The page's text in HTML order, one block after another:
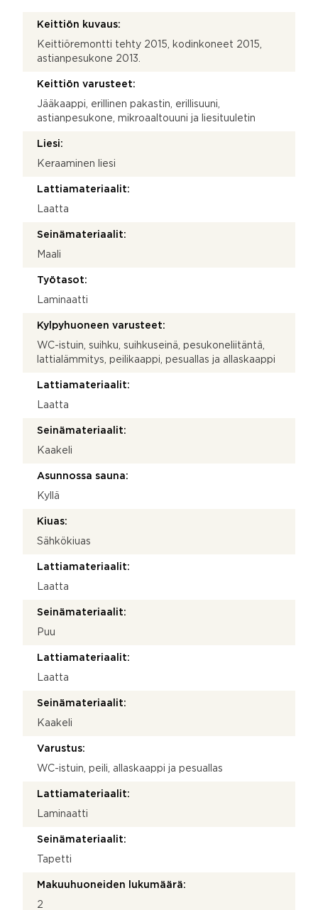
Keittiön kuvaus:
Keittiöremontti tehty 2015, kodinkoneet 2015,
astianpesukone 2013.
Keittiön varusteet:
Jääkaappi, erillinen pakastin, erillisuuni,
astianpesukone, mikroaaltouuni ja liesituuletin
Liesi:
Keraaminen liesi
Lattiamateriaalit:
Laatta
Seinämateriaalit:
Maali
Työtasot:
Laminaatti
Kylpyhuoneen varusteet:
WC-istuin, suihku, suihkuseinä, pesukoneliitäntä,
lattialämmitys, peilikaappi, pesuallas ja allaskaappi
Lattiamateriaalit:
Laatta
Seinämateriaalit:
Kaakeli
Asunnossa sauna:
Kyllä
Kiuas:
Sähkökiuas
Lattiamateriaalit:
Laatta
Seinämateriaalit:
Puu
Lattiamateriaalit:
Laatta
Seinämateriaalit:
Kaakeli
Varustus:
WC-istuin, peili, allaskaappi ja pesuallas
Lattiamateriaalit:
Laminaatti
Seinämateriaalit:
Tapetti
Makuuhuoneiden lukumäärä:
2